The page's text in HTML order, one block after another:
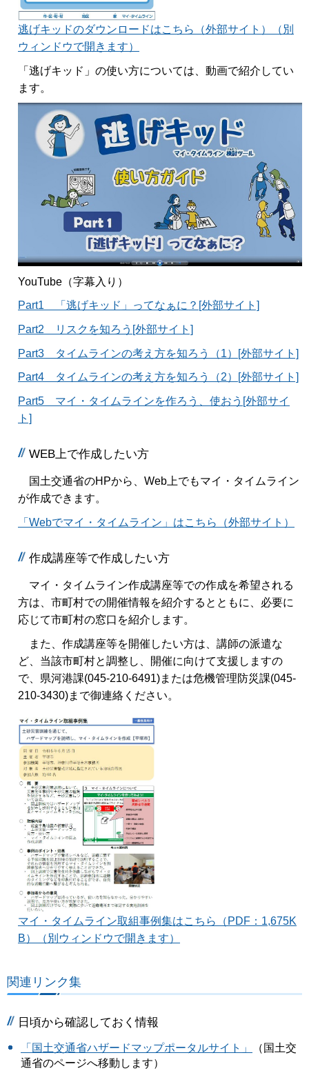
逃げキッドのダウンロードはこちら（外部サイト）（別
ウィンドウで開きます）
「逃げキッド」の使い方については、動画で紹介してい
ます。
YouTube（字幕入り）
Part1 「逃げキッド」ってなぁに？[外部サイト]
Part2 リスクを知ろう[外部サイト]
Part3 タイムラインの考え方を知ろう（1）[外部サイト]
Part4 タイムラインの考え方を知ろう（2）[外部サイト]
Part5 マイ・タイムラインを作ろう、使おう[外部サイ
ト]
WEB上で作成したい方
国土交通省のHPから、Web上でもマイ・タイムライン
が作成できます。
「Webでマイ・タイムライン」はこちら（外部サイト）
作成講座等で作成したい方
マイ・タイムライン作成講座等での作成を希望される
方は、市町村での開催情報を紹介するとともに、必要に
応じて市町村の窓口を紹介します。
また、作成講座等を開催したい方は、講師の派遣な
ど、当該市町村と調整し、開催に向けて支援しますの
で、県河港課(045-210-6491)または危機管理防災課(045-
210-3430)まで御連絡ください。
マイ・タイムライン取組事例集はこちら（PDF：1,675K
B）（別ウィンドウで開きます）
関連リンク集
日頃から確認しておく情報
「国土交通省ハザードマップポータルサイト」
（国土交
通省のページへ移動します）